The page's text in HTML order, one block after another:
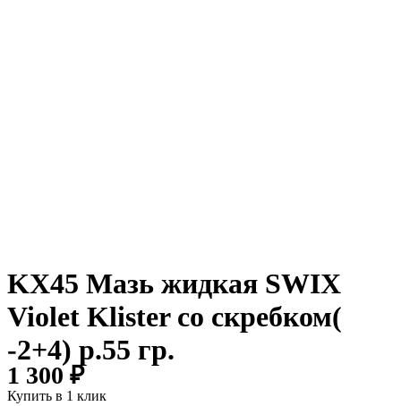
KX45 Мазь жидкая SWIX
Violet Klister со скребком(
-2+4) р.55 гр.
1 300 ₽
Купить в 1 клик